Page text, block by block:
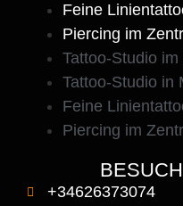
+34626373074
Feine
Piercing im
Tattoo-Studio
Tattoo-Studio in
Feine
Piercing im